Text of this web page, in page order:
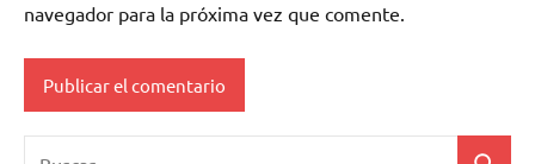
navegador para la próxima vez que comente.